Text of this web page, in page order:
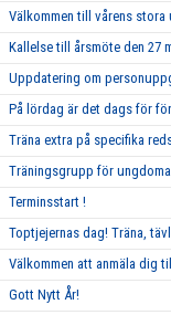
Välkommen till vårens stora
Kallelse till årsmöte den 27
Uppdatering om
På lördag är det dags för
Träna extra på specifika
Träningsgrupp för
Terminsstart !
Toptjejernas dag! Träna,
Välkommen att anmäla dig
Gott Nytt År!